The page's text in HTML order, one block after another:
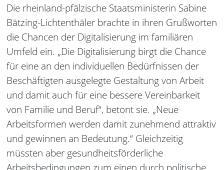
Die rheinland-pfälzische Staatsministerin Sabine
Bätzing-Lichtenthäler brachte in ihren Grußworten
die Chancen der Digitalisierung im familiären
Umfeld ein. „Die Digitalisierung birgt die Chance
für eine an den individuellen Bedürfnissen der
Beschäftigten ausgelegte Gestaltung von Arbeit
und damit auch für eine bessere Vereinbarkeit
von Familie und Beruf“, betont sie. „Neue
Arbeitsformen werden damit zunehmend attraktiv
und gewinnen an Bedeutung.“ Gleichzeitig
müssten aber gesundheitsförderliche
Arbeitsbedingungen zum einen durch politische